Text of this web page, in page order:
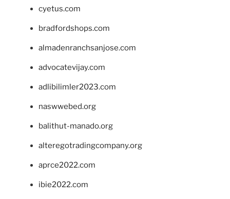
cyetus.com
bradfordshops.com
almadenranchsanjose.com
advocatevijay.com
adlibilimler2023.com
naswwebed.org
balithut-manado.org
alteregotradingcompany.org
aprce2022.com
ibie2022.com